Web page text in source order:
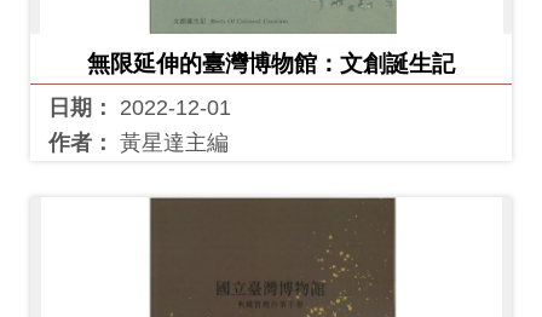
無限延伸的臺灣博物館：文創誕生記
日期：
2022-12-01
作者： 黃星達主編